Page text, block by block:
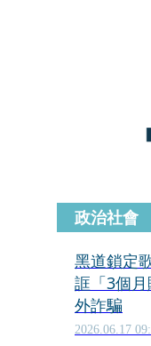
政治社會
黑道鎖定
誆「3個
外詐騙
2026.06.17